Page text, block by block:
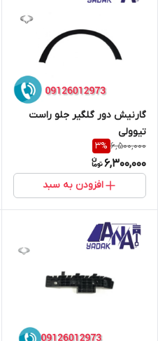
گارنیش دور گلگیر جلو راست
تیوولی
6,500,000
3%
6,300,000
افزودن به سبد